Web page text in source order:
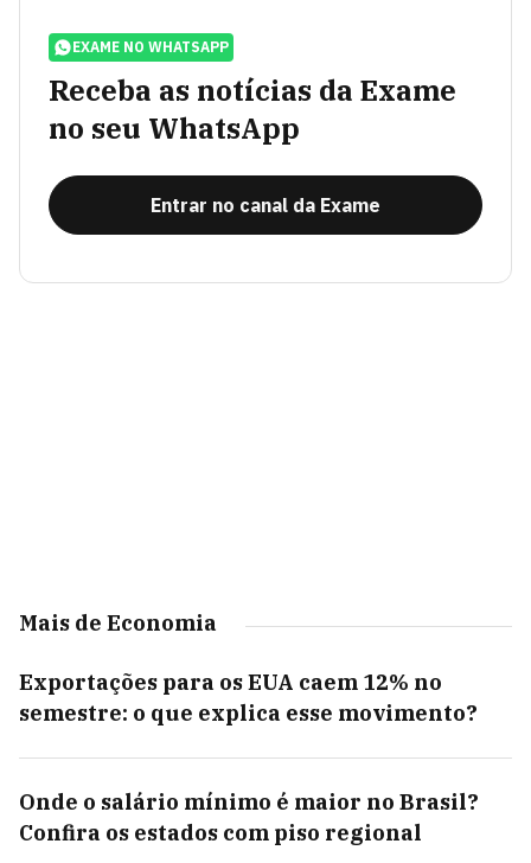
EXAME NO WHATSAPP
Receba as notícias da Exame
no seu WhatsApp
Entrar no canal da Exame
Mais de Economia
Exportações para os EUA caem 12% no
semestre: o que explica esse movimento?
Onde o salário mínimo é maior no Brasil?
Confira os estados com piso regional